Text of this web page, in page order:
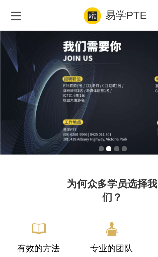
易学PTE
为何众多学员选择我
们？
有效的方法 专业的团队